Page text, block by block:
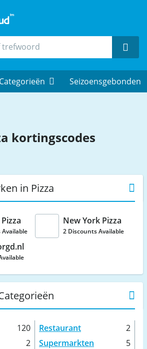
Categorieën Seizoensgebonden
kortingscodes
in Pizza
New York Pizza
2 Discounts Available
120 Restaurant
2
2 Supermarkten
5